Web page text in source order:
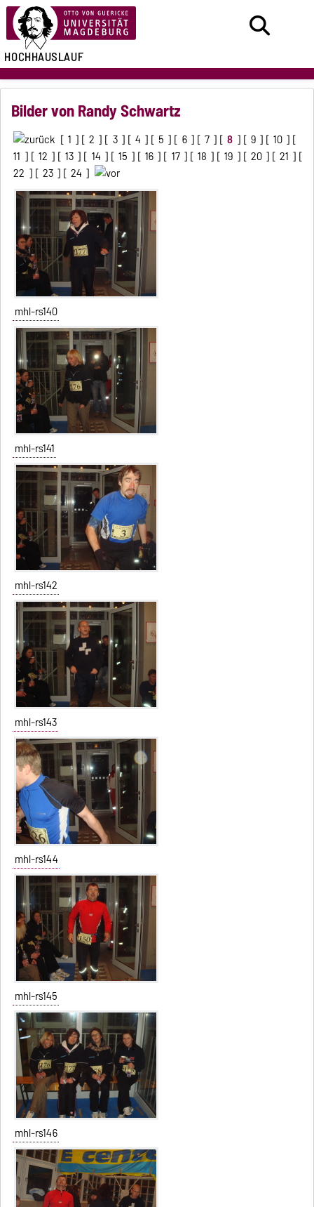
HOCHHAUSLAUF
Bilder von Randy Schwartz
[ 1 ] [ 2 ] [ 3 ] [ 4 ] [ 5 ] [ 6 ] [ 7 ] [ 8 ] [ 9 ] [ 10 ] [
11 ] [ 12 ] [ 13 ] [ 14 ] [ 15 ] [ 16 ] [ 17 ] [ 18 ] [ 19 ] [ 20 ] [ 21 ] [
22 ] [ 23 ] [ 24 ]
mhl-rs140
mhl-rs141
mhl-rs142
mhl-rs143
mhl-rs144
mhl-rs145
mhl-rs146